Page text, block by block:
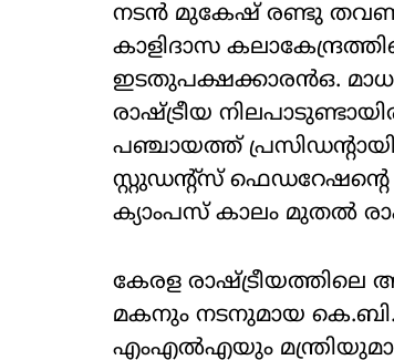
നടന്‍ മുകേഷ് രണ്ടു തവണ
കാളിദാസ
ഇടതുപക്ഷക്കാരൻഒ.
രാഷ്‌ട്രീയ
പഞ്ചായത്ത്
സ്റ്റുഡന്‍റ്സ്
ക്യാംപസ് കാലം മുതല്‍
കേരള
മകനും നടനുമായ
എംഎല്‍എയും